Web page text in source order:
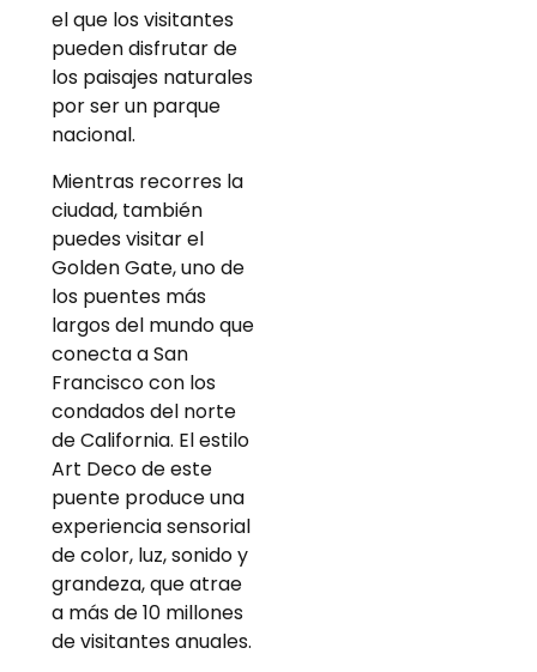
el que los visitantes
pueden disfrutar de
los paisajes naturales
por ser un parque
nacional.
Mientras recorres la
ciudad, también
puedes visitar el
Golden Gate, uno de
los puentes más
largos del mundo que
conecta a San
Francisco con los
condados del norte
de California. El estilo
Art Deco de este
puente produce una
experiencia sensorial
de color, luz, sonido y
grandeza, que atrae
a más de 10 millones
de visitantes anuales.